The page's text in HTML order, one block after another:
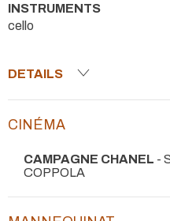
INSTRUMENTS
cello
DETAILS
CINÉMA
CAMPAGNE CHANEL -
COPPOLA